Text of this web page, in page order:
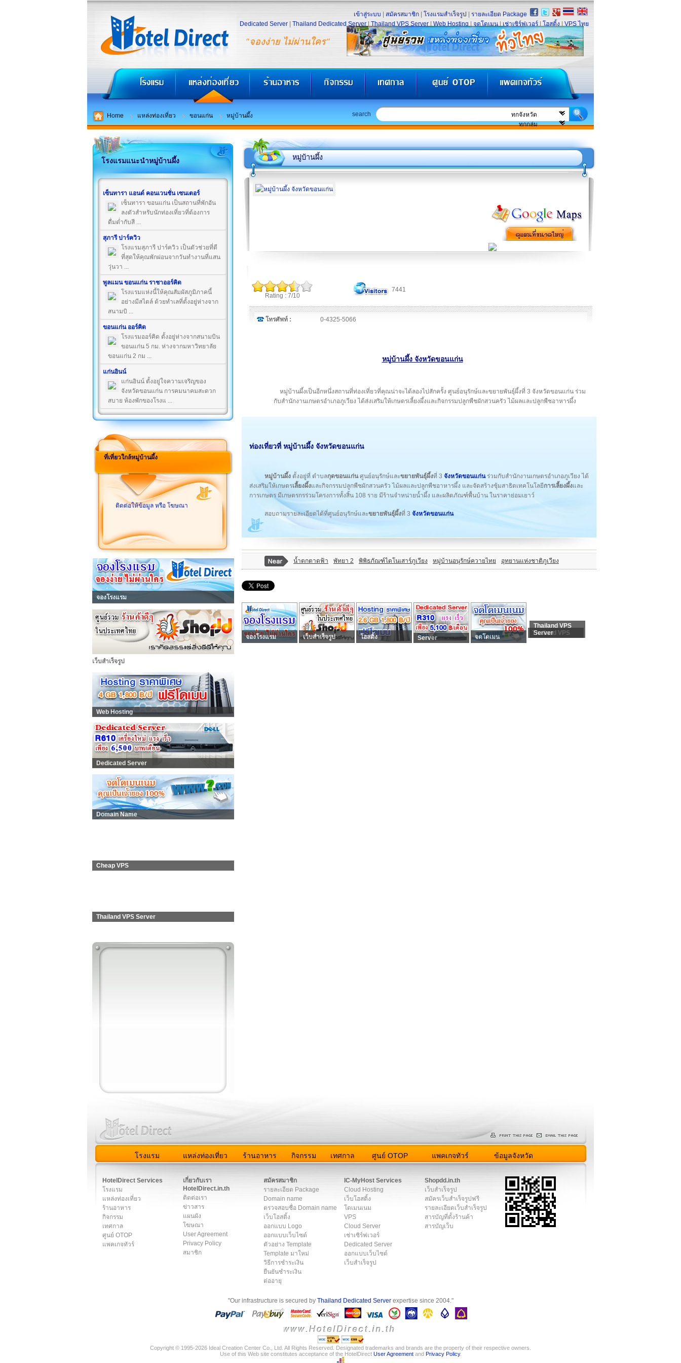
"จองง่าย ไม่ผ่านใคร"
เข้าสู่ระบบ สมัครสมาชิก โรงแรมสำเร็จรูป
รายละเอียด Package
Dedicated Server
Thailand Dedicated Server Thailand VPS Server Web Hosting จดโดเมน เช่าเซิร์ฟเวอร์ โฮสติ้ง VPS ไทย
Home แหล่งท่องเที่ยว ขอนแก่น หมู่บ้านผึ้ง search
โรงแรมแนะนำหมู่บ้านผึ้ง
เซ็นทารา แอนด์ คอนเวนชั่น เซนเตอร์
เซ็นทารา ขอนแก่น เป็นสถานที่พักอัน
ลงตัวสำหรับนักท่องเที่ยวที่ต้องการ
ดื่มด่ำกับสี ...
สุภารี ปาร์ควิว
โรงแรมสุภารี ปาร์ควิว เป็นตัวช่วยที่ดี
ที่สุดให้คุณพักผ่อนจากวันทำงานที่แสน
วุ่นวา ...
พูลแมน ขอนแก่น ราชาออร์คิด
โรงแรมแห่งนี้ให้คุณสัมผัสภูมิภาคนี้
อย่างมีสไตล์ ด้วยทำเลที่ตั้งอยู่ห่างจาก
สนามบิ ...
ขอนแก่น ออร์คิด
โรงแรมออร์คิด ตั้งอยู่ห่างจากสนามบิน
ขอนแก่น 5 กม. ห่างจากมหาวิทยาลัย
ขอนแก่น 2 กม ...
แก่นอินน์
แก่นอินน์ ตั้งอยู่ใจความเจริญของ
จังหวัดขอนแก่น การคมนาคมสะดวก
สบาย ห้องพักของโรงแ ...
ที่เที่ยวใกล้หมู่บ้านผึ้ง
ติดต่อให้ข้อมูล หรือ โฆษณา
จองโรงแรม
เว็บสำเร็จรูป
Web Hosting
Dedicated Server
Domain Name
Cheap VPS
Thailand VPS Server
หมู่บ้านผึ้ง
Rating : 7/10
7441
โทรศัพท์ : 0-4325-5066
หมู่บ้านผึ้ง จังหวัดขอนแก่น
หมู่บ้านผึ้งเป็นอีกหนึ่งสถานที่ท่องเที่ยวที่คุณน่าจะได้ลองไปสักครั้ง ศูนย์อนุรักษ์และขยายพันธุ์ผึ้งที่ 3 จังหวัดขอนแก่น ร่วม
กับสำนักงานเกษตรอำเภอภูเวียง ได้ส่งเสริมให้เกษตรเลี้ยงผึ้งและกิจกรรมปลูกพืชผักสวนครัว ไม้ผลและปลูกพืชอาหารผึ้ง
ท่องเที่ยวที่ หมู่บ้านผึ้ง จังหวัดขอนแก่น
หมู่บ้านผึ้ง ตั้งอยู่ที่ ตำบลกุดขอนแก่นศูนย์อนุรักษ์และขยายพันธุ์ผึ้งที่ 3 จังหวัดขอนแก่น ร่วมกับสำนักงานเกษตรอำเภอภูเวียง ได้
ส่งเสริมให้เกษตรเลี้ยงผึ้งและกิจกรรมปลูกพืชผักสวนครัว ไม้ผลและปลูกพืชอาหารผึ้ง และจัดสร้างซุ้มสาธิตเทคโนโลยีการเลี้ยงผึ้งและ
การเกษตร มีเกษตรกรร่วมโครงการทั้งสิ้น 108 ราย มีร้านจำหน่ายน้ำผึ้ง และผลิตภัณฑ์พื้นบ้าน ในราคาย่อมเยาว์
สอบถามรายละเอียดได้ที่ศูนย์อนุรักษ์และขยายพันธุ์ผึ้งที่ 3 จังหวัดขอนแก่น
น้ำตกตาดฟ้า พัทยา 2 พิพิธภัณฑ์ไดโนเสาร์ภูเวียง หมู่บ้านอนุรักษ์ควายไทย อุทยานแห่งชาติภูเวียง
จองโรงแรม เว็บสำเร็จรูป โฮสติ้ง Server จดโดเมน
Thailand VPS
Thailand VPS
Server
โรงแรม แหล่งท่องเที่ยว ร้านอาหาร กิจกรรม เทศกาล ศูนย์ OTOP แพคเกจทัวร์ ข้อมูลจังหวัด
HotelDirect Services
โรงแรม
แหล่งท่องเที่ยว
ร้านอาหาร
กิจกรรม
เทศกาล
ศูนย์ OTOP
แพคเกจทัวร์
เกี่ยวกับเรา
HotelDirect.in.th
ติดต่อเรา
ข่าวสาร
แผนผัง
โฆษณา
User Agreement
Privacy Policy
สมาชิก
สมัครสมาชิก
รายละเอียด Package
Domain name
ตรวจสอบชื่อ Domain name
เว็บโฮสติ้ง
ออกแบบ Logo
ออกแบบเว็บไซต์
ตัวอย่าง Template
Template มาใหม่
วิธีการชำระเงิน
ยืนยันชำระเงิน
ต่ออายุ
IC-MyHost Services
Cloud Hosting
เว็บโฮสติ้ง
โดเมนเนม
VPS
Cloud Server
เช่าเซิร์ฟเวอร์
Dedicated Server
ออกแบบเว็บไซต์
เว็บสำเร็จรูป
Shopdd.in.th
เว็บสำเร็จรูป
สมัครเว็บสำเร็จรูปฟรี
รายละเอียดเว็บสำเร็จรูป
สารบัญที่ตั้งร้านค้า
สารบัญเว็บ
"Our infrastructure is secured by Thailand Dedicated Serverexpertise since 2004."
Copyright © 1995-2026 Ideal Creation Center Co., Ltd. All Rights Reserved. Designated trademarks and brands are the property of their respective owners.
Use of this Web site constitutes acceptance of the HotelDirect User Agreementand Privacy Policy.